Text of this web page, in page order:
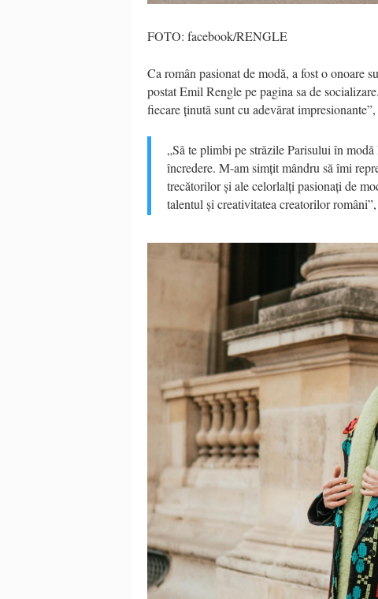
FOTO: facebook/RENGLE
Ca român pasionat de modă, a fost o onoare
postat Emil Rengle pe pagina sa de
fiecare ținută sunt cu adevărat
„Să te plimbi pe străzile Parisului în
încredere. M-am simțit mândru să îmi
trecătorilor și ale celorlalți pasionați de
talentul și creativitatea creatorilor